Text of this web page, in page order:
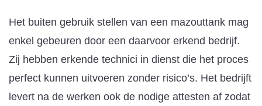
Het buiten gebruik stellen van een mazouttank mag
enkel gebeuren door een daarvoor erkend bedrijf.
Zij hebben erkende technici in dienst die het proces
perfect kunnen uitvoeren zonder risico’s. Het bedrijft
levert na de werken ook de nodige attesten af zodat